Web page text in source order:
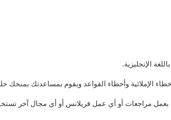
مراجعات أو أي عمل فريلانس أو أي مجال آخر تستخدم